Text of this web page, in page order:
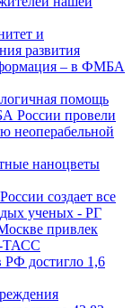
и
развития
– в ФМБА
помощь
России провели
неоперабельной
наноцветы
создает все
ученых - РГ
привлек
ТАСС
достигло 1,6